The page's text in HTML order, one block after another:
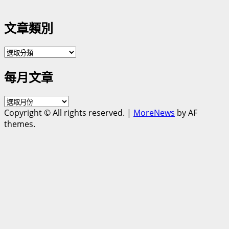
文章類別
文
類
每月文章
每
月
文
Copyright © All rights reserved. | MoreNews by AF
themes.